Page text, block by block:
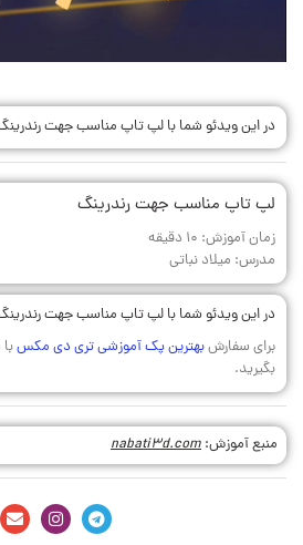
در این ویدئو شما با لپ تاپ مناسب جهت
لپ تاپ مناسب جهت رندرینگ
زمان آموزش: 10 دقیقه
مدرس: میلاد نباتی
در این ویدئو شما با لپ تاپ مناسب جهت
برای سفارشبهترین پک آموزشی تری دی مکس
بگیرید.
منبع آموزش: nabati3d.com